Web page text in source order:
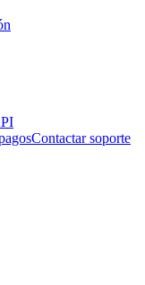
Contactar soporte